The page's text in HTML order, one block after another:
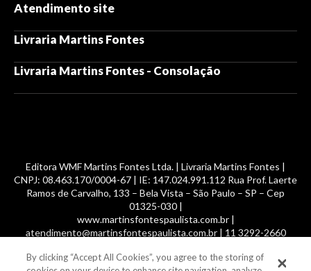
Atendimento site
Livraria Martins Fontes
Livraria Martins Fontes - Consolação
Editora WMF Martins Fontes Ltda. | Livraria Martins Fontes |
CNPJ: 08.463.170/0004-67 | IE: 147.024.991.112 Rua Prof. Laerte
Ramos de Carvalho, 133 – Bela Vista – São Paulo – SP – Cep
01325-030 |
www.martinsfontespaulista.com.br |
atendimento@martinsfontespaulista.com.br | 11 3292-2660
© 2014 -2026, MartinsFontes livros nacionais e importados,
By clicking “Accept All Cookies”, you agree to the storing of